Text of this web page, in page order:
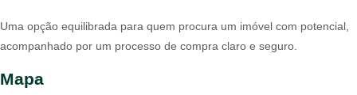
Uma opção equilibrada para quem procura um imóvel com potencial,
acompanhado por um processo de compra claro e seguro.
Mapa